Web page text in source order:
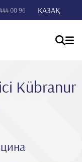
00 96 ҚАЗАҚ
Kübranur